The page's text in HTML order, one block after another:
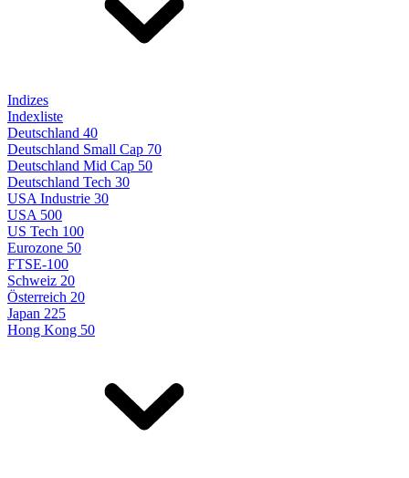
Indizes
Indexliste
Deutschland 40
Deutschland Small Cap 70
Deutschland Mid Cap 50
Deutschland Tech 30
USA Industrie 30
USA 500
US Tech 100
Eurozone 50
FTSE-100
Schweiz 20
Österreich 20
Japan 225
Hong Kong 50